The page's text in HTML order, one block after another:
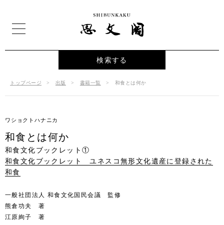
検索する
トップページ 出版 書籍一覧 和食とは何か
ワショクトハナニカ
和食とは何か
和食文化ブックレット①
和食文化ブックレット ユネスコ無形文化遺産に登録された
和食
一般社団法人 和食文化国民会議 監修
熊倉功夫 著
江原絢子 著